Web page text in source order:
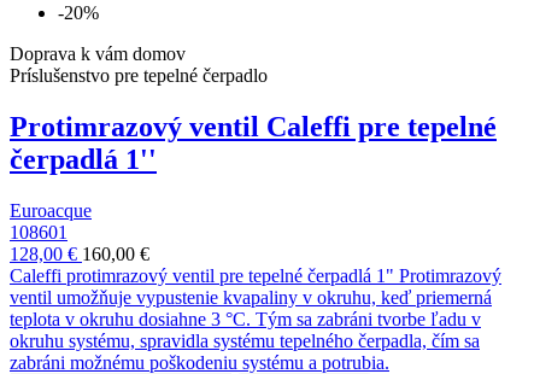
-20%
Doprava k vám domov
Príslušenstvo pre tepelné čerpadlo
Protimrazový ventil Caleffi pre tepelné
čerpadlá 1''
Euroacque
108601
128,00 € 160,00 €
Caleffi protimrazový ventil pre tepelné čerpadlá 1" Protimrazový
ventil umožňuje vypustenie kvapaliny v okruhu, keď priemerná
teplota v okruhu dosiahne 3 °C. Tým sa zabráni tvorbe ľadu v
okruhu systému, spravidla systému tepelného čerpadla, čím sa
zabráni možnému poškodeniu systému a potrubia.